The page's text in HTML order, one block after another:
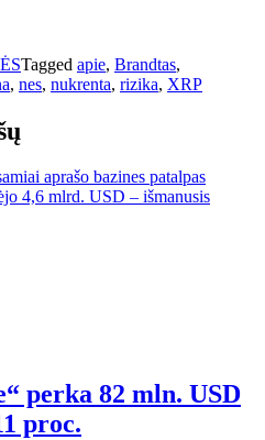
Tagged apie, Brandtas,
, nes, nukrenta, rizika, XRP
aprašo bazines patalpas
4,6 mlrd. USD – išmanusis
perka 82 mln. USD
proc.